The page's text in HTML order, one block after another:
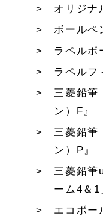
オリジナ
ボールペ
ラペルボ
ラペルフ
三菱鉛筆
ン）F』
三菱鉛筆
ン）P』
三菱鉛筆
ーム4＆1
エコボー